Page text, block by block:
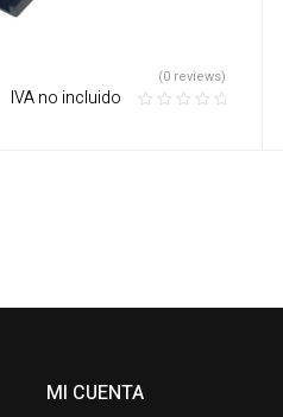
‎ ‎ ‎ IVA no incluido
(0 reviews)
MI CUENTA